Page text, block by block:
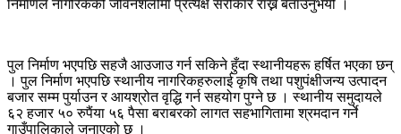
निर्माणले नागरिकको जीवनशैलीमा प्रत्यक्ष सरोकार राख्ने बताउनुभयो ।
पुल निर्माण भएपछि सहजै आउजाउ गर्न सकिने हुँदा स्थानीयहरू हर्षित भएका छन्
। पुल निर्माण भएपछि स्थानीय नागरिकहरुलाई कृषि तथा पशुपंक्षीजन्य उत्पादन
बजार सम्म पुर्याउन र आयश्रोत वृद्धि गर्न सहयोग पुग्ने छ । स्थानीय समुदायले
६२ हजार ५० रुपैंया ५६ पैसा बराबरको लागत सहभागितामा श्रमदान गर्ने
गाउँपालिकाले जनाएको छ ।